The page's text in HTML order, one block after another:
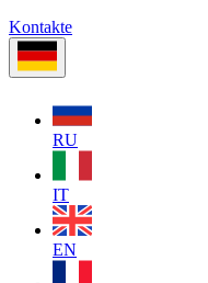
Kontakte
RU
IT
EN